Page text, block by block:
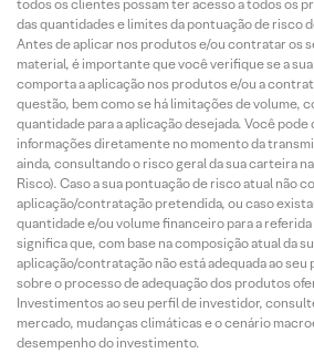
todos os clientes possam ter acesso a todos os
das quantidades e limites da pontuação de risco
Antes de aplicar nos produtos e/ou contratar os
material, é importante que você verifique se a
comporta a aplicação nos produtos e/ou a
questão, bem como se há limitações de volume,
quantidade para a aplicação desejada. Você
informações diretamente no momento da
ainda, consultando o risco geral da sua carteira
Risco). Caso a sua pontuação de risco atual não
aplicação/contratação pretendida, ou caso
quantidade e/ou volume financeiro para a
significa que, com base na composição atual da
aplicação/contratação não está adequada ao seu
sobre o processo de adequação dos produtos
Investimentos ao seu perfil de investidor,
mercado, mudanças climáticas e o cenário
desempenho do investimento.